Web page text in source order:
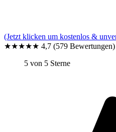
(Jetzt klicken um kostenlos &
★★★★★ 4,7 (579 Bewertungen)
5 von 5 Sterne